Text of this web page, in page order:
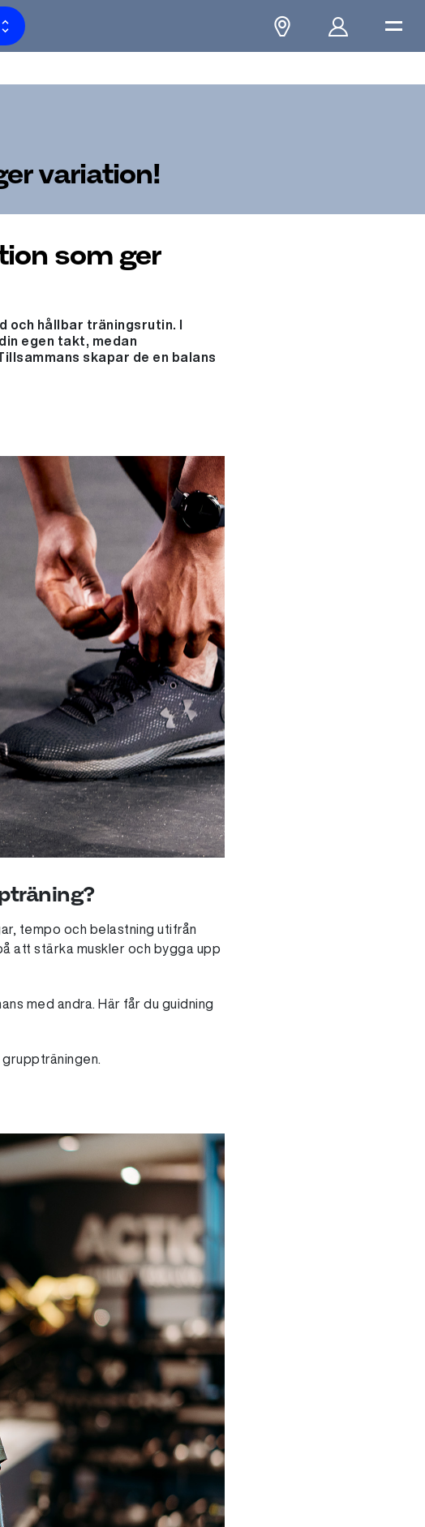
variation!
som ger
hållbar träningsrutin. I
egen takt, medan
skapar de en balans
tempo och belastning utifrån
att stärka muskler och bygga upp
med andra. Här får du guidning